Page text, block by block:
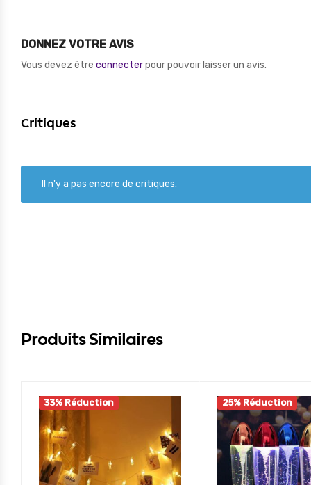
DONNEZ VOTRE AVIS
Vous devez être connecterpour pouvoir laisser un avis.
Critiques
Il n'y a pas encore de critiques.
Produits Similaires
33% Réduction 25% Réduction